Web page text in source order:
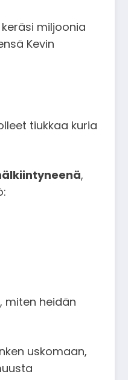
keräsi miljoonia
Kevin
tiukkaa kuria
,
miten heidän
uskomaan,